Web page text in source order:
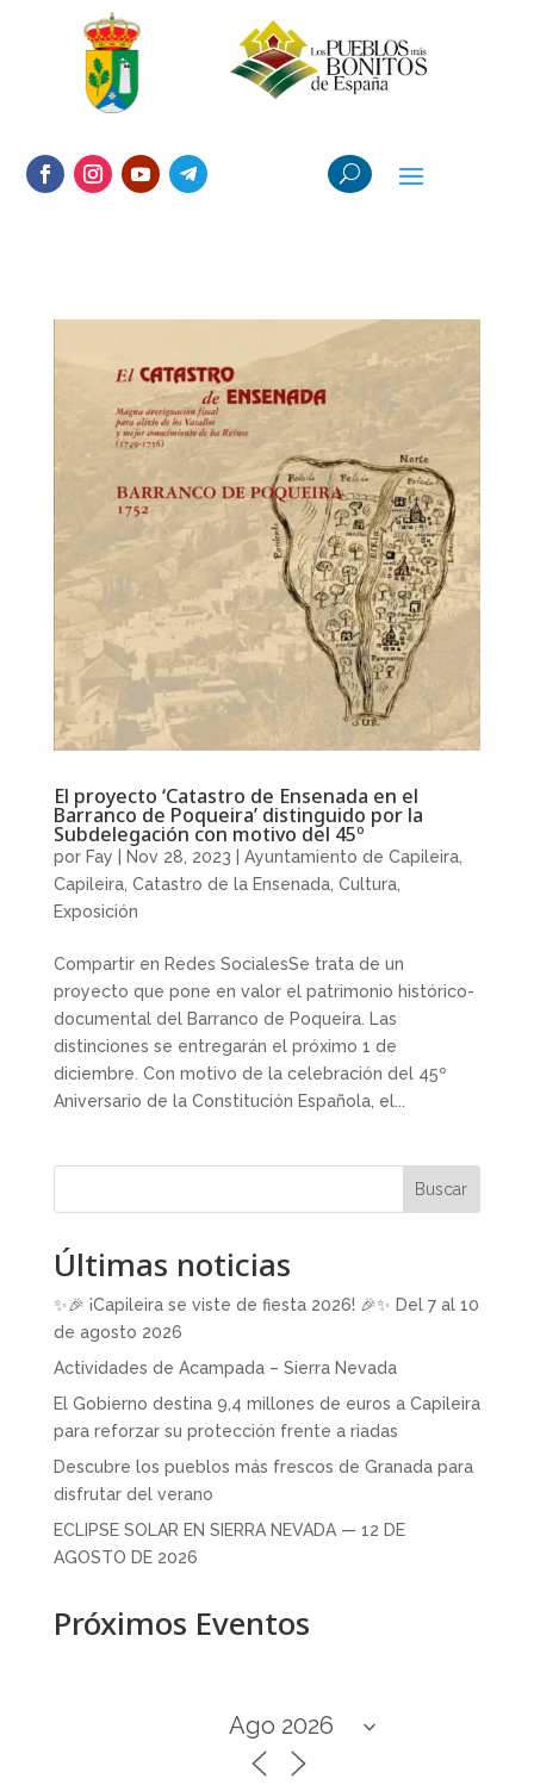
El proyecto ‘Catastro de Ensenada en el
Barranco de Poqueira’ distinguido por la
Subdelegación con motivo del 45º
por Fay Nov 28, 2023 Ayuntamiento de Capileira,
Capileira, Catastro de la Ensenada, Cultura,
Exposición
Compartir en Redes SocialesSe trata de un
proyecto que pone en valor el patrimonio histórico-
documental del Barranco de Poqueira. Las
distinciones se entregarán el próximo 1 de
diciembre. Con motivo de la celebración del 45º
Aniversario de la Constitución Española, el...
Buscar
Últimas noticias
✨🎉 ¡Capileira se viste de fiesta 2026! 🎉✨ Del 7 al 10
de agosto 2026
Actividades de Acampada – Sierra Nevada
El Gobierno destina 9,4 millones de euros a Capileira
para reforzar su protección frente a riadas
Descubre los pueblos más frescos de Granada para
disfrutar del verano
ECLIPSE SOLAR EN SIERRA NEVADA — 12 DE
AGOSTO DE 2026
Próximos Eventos